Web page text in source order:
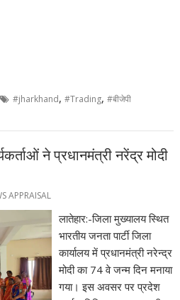
#jharkhand,#Trading,#बीजेपी
ने प्रधानमंत्री नरेंद्र मोदी
APPRAISAL
लातेहार:-जिला मुख्यालय स्थित
भारतीय जनता पार्टी जिला
कार्यालय में प्रधानमंत्री नरेन्द्र
मोदी का 74 वे जन्म दिन मनाया
गया। इस अवसर पर प्रदेश